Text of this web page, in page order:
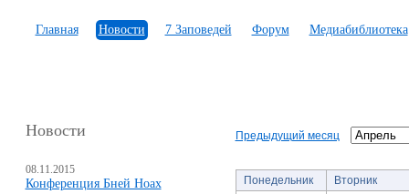
Главная Новости 7 Заповедей Форум Медиабиблиотека
Новости
08.11.2015
Конференция Бней Ноах
Предыдущий месяц
Понедельник
Вторник